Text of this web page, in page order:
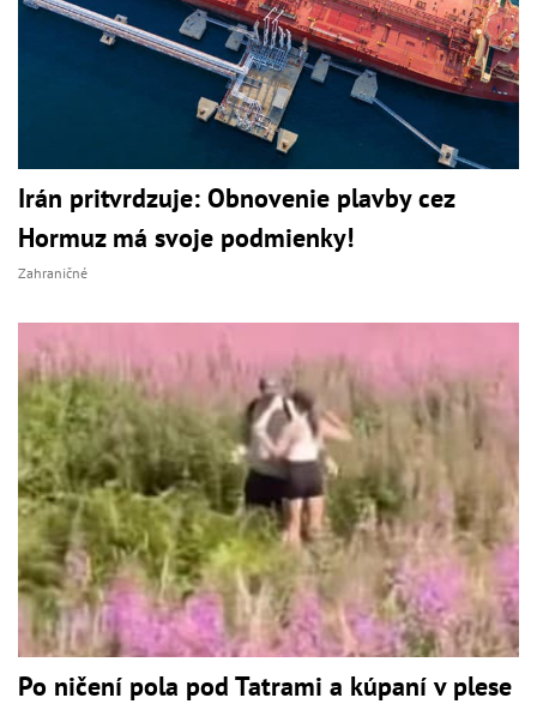
Irán pritvrdzuje: Obnovenie plavby cez
Hormuz má svoje podmienky!
Zahraničné
Po ničení pola pod Tatrami a kúpaní v plese